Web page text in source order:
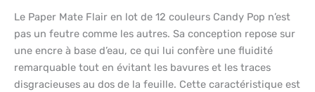
Le Paper Mate Flair en lot de 12 couleurs Candy Pop n’est
pas un feutre comme les autres. Sa conception repose sur
une encre à base d’eau, ce qui lui confère une fluidité
remarquable tout en évitant les bavures et les traces
disgracieuses au dos de la feuille. Cette caractéristique est